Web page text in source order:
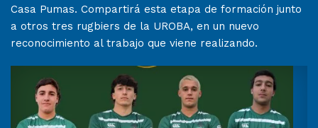
Casa Pumas. Compartirá esta etapa de formación junto
a otros tres rugbiers de la UROBA, en un nuevo
reconocimiento al trabajo que viene realizando.